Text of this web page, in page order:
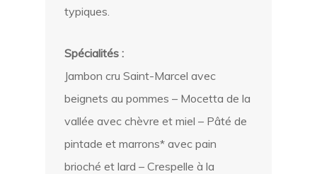
typiques.
Spécialités :
Jambon cru Saint-Marcel avec
beignets au pommes – Mocetta de la
vallée avec chèvre et miel – Pâté de
pintade et marrons* avec pain
brioché et lard – Crespelle à la